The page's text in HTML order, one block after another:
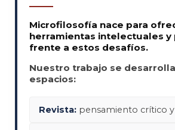
Microfilosofía nace para
herramientas intelectuales y
frente a estos desafíos.
Nuestro trabajo se
espacios:
Revista: pensamiento crítico